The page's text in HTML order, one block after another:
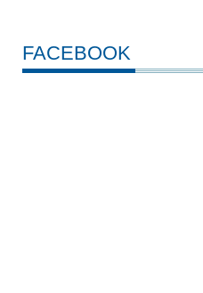
FACEBOOK